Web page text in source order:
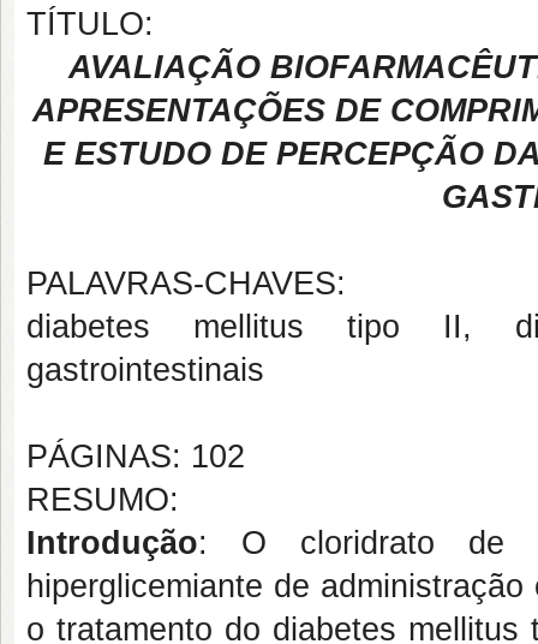
TÍTULO:
AVALIAÇÃO
APRESENTAÇÕES DE
E ESTUDO DE PERCEPÇÃO
PALAVRAS-CHAVES:
diabetes mellitus tipo II,
gastrointestinais
PÁGINAS: 102
RESUMO:
Introdução: O cloridrato de
hiperglicemiante de
o tratamento do diabetes